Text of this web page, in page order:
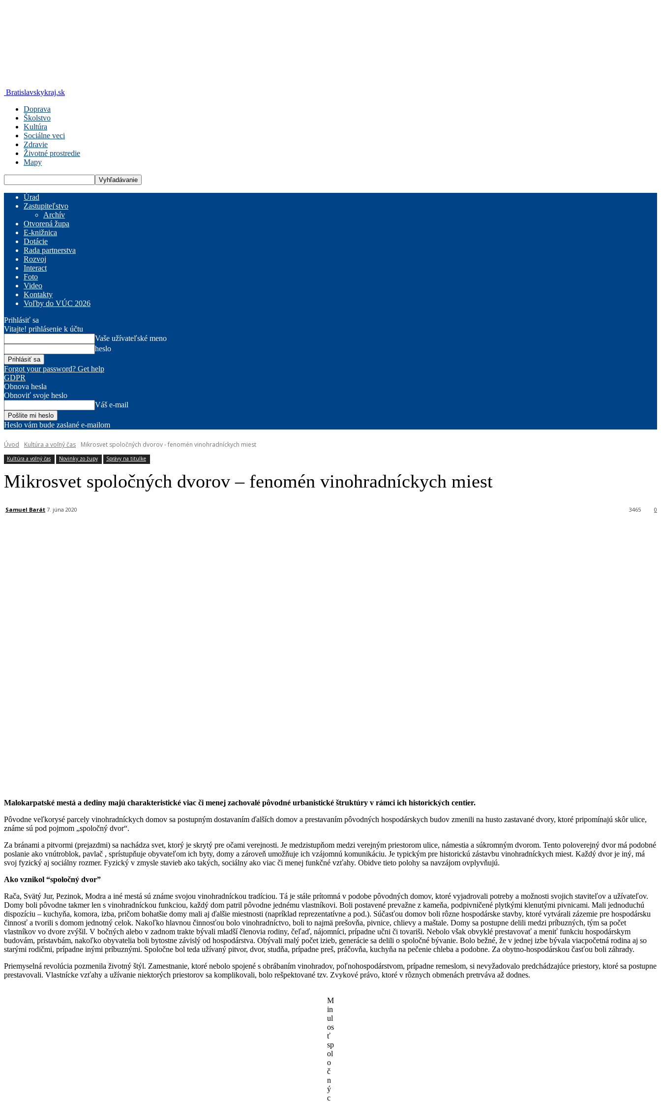
Bratislavskykraj.sk
Doprava
Školstvo
Kultúra
Sociálne veci
Zdravie
Životné prostredie
Mapy
Úrad
Zastupiteľstvo
Archív
Otvorená župa
E-knižnica
Dotácie
Rada partnerstva
Rozvoj
Interact
Foto
Video
Kontakty
Voľby do VÚC 2026
Prihlásiť sa
Vitajte! prihlásenie k účtu
Vaše užívateľské meno
heslo
Forgot your password? Get help
GDPR
Obnova hesla
Obnoviť svoje heslo
Váš e-mail
Heslo vám bude zaslané e-mailom
Úvod Kultúra a voľný čas Mikrosvet spoločných dvorov - fenomén vinohradníckych miest
Kultúra a voľný čas Novinky zo župy Správy na titulke
Mikrosvet spoločných dvorov – fenomén vinohradníckych miest
Samuel Barát 7. júna 2020 0
3465
Malokarpatské mestá a dediny majú charakteristické viac či menej zachovalé pôvodné urbanistické štruktúry v rámci ich historických centier.
Pôvodne veľkorysé parcely vinohradníckych domov sa postupným dostavaním ďalších domov a prestavaním pôvodných hospodárskych budov zmenili na husto zastavané dvory, ktoré pripomínajú skôr ulice,
známe sú pod pojmom „spoločný dvor“.
Za bránami a pitvormi (prejazdmi) sa nachádza svet, ktorý je skrytý pre očami verejnosti. Je medzistupňom medzi verejným priestorom ulice, námestia a súkromným dvorom. Tento poloverejný dvor má podobné
poslanie ako vnútroblok, pavlač , sprístupňuje obyvateľom ich byty, domy a zároveň umožňuje ich vzájomnú komunikáciu. Je typickým pre historickú zástavbu vinohradníckych miest. Každý dvor je iný, má
svoj fyzický aj sociálny rozmer. Fyzický v zmysle stavieb ako takých, sociálny ako viac či menej funkčné vzťahy. Obidve tieto polohy sa navzájom ovplyvňujú.
Ako vznikol “spoločný dvor”
Rača, Svätý Jur, Pezinok, Modra a iné mestá sú známe svojou vinohradníckou tradíciou. Tá je stále prítomná v podobe pôvodných domov, ktoré vyjadrovali potreby a možnosti svojich staviteľov a užívateľov.
Domy boli pôvodne takmer len s vinohradníckou funkciou, každý dom patril pôvodne jednému vlastníkovi. Boli postavené prevažne z kameňa, podpivničené plytkými klenutými pivnicami. Mali jednoduchú
dispozíciu – kuchyňa, komora, izba, pričom bohatšie domy mali aj ďalšie miestnosti (napríklad reprezentatívne a pod.). Súčasťou domov boli rôzne hospodárske stavby, ktoré vytvárali zázemie pre hospodársku
činnosť a tvorili s domom jednotný celok. Nakoľko hlavnou činnosťou bolo vinohradníctvo, boli to najmä prešovňa, pivnice, chlievy a maštale. Domy sa postupne delili medzi príbuzných, tým sa počet
vlastníkov vo dvore zvýšil. V bočných alebo v zadnom trakte bývali mladší členovia rodiny, čeľaď, nájomníci, prípadne učni či tovariši. Nebolo však obvyklé prestavovať a meniť funkciu hospodárskym
budovám, prístavbám, nakoľko obyvatelia boli bytostne závislý od hospodárstva. Obývali malý počet izieb, generácie sa delili o spoločné bývanie. Bolo bežné, že v jednej izbe bývala viacpočetná rodina aj so
starými rodičmi, prípadne inými príbuznými. Spoločne bol teda užívaný pitvor, dvor, studňa, prípadne preš, práčovňa, kuchyňa na pečenie chleba a podobne. Za obytno-hospodárskou časťou boli záhrady.
Priemyselná revolúcia pozmenila životný štýl. Zamestnanie, ktoré nebolo spojené s obrábaním vinohradov, poľnohospodárstvom, prípadne remeslom, si nevyžadovalo predchádzajúce priestory, ktoré sa postupne
prestavovali. Vlastnícke vzťahy a užívanie niektorých priestorov sa komplikovali, bolo rešpektované tzv. Zvykové právo, ktoré v rôznych obmenách pretrváva až dodnes.
M
in
ul
os
ť
sp
ol
o
č
n
ý
c